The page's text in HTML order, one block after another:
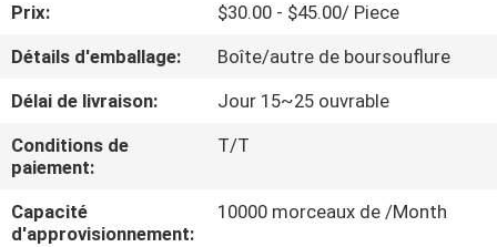
CONTRÔLE
DE
QUALITÉ
CONTACTEZ-
NOUS
Prix:
$30.00 - $45.00/ Piece
Détails d'emballage:
Boîte/autre de boursouflure
Délai de livraison:
Jour 15~25 ouvrable
Conditions de
paiement:
T/T
Capacité
d'approvisionnement:
10000 morceaux de /Month